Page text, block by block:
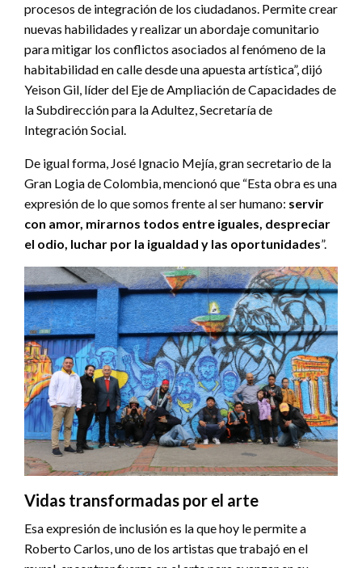
procesos de integración de los ciudadanos. Permite crear
nuevas habilidades y realizar un abordaje comunitario
para mitigar los conflictos asociados al fenómeno de la
habitabilidad en calle desde una apuesta artística”, dijó
Yeison Gil, líder del Eje de Ampliación de Capacidades de
la Subdirección para la Adultez, Secretaría de
Integración Social.
De igual forma, José Ignacio Mejía, gran secretario de la
Gran Logia de Colombia, mencionó que “Esta obra es una
expresión de lo que somos frente al ser humano: servir
con amor, mirarnos todos entre iguales, despreciar
el odio, luchar por la igualdad y las oportunidades”.
Vidas transformadas por el arte
Esa expresión de inclusión es la que hoy le permite a
Roberto Carlos, uno de los artistas que trabajó en el